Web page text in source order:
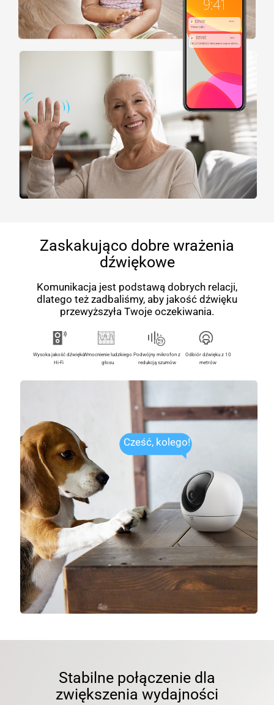
Zaskakująco dobre wrażenia
dźwiękowe
Komunikacja jest podstawą dobrych relacji,
dlatego też zadbaliśmy, aby jakość dźwięku
przewyższyła Twoje oczekiwania.
Wysoka jakość dźwięku
Hi-Fi
Wmocnienie ludzkiego
głosu
Podwójny mikrofon z
redukcją szumów
Odbiór dźwięku z 10
metrów
Cześć, kolego!
Stabilne połączenie dla
zwiększenia wydajności